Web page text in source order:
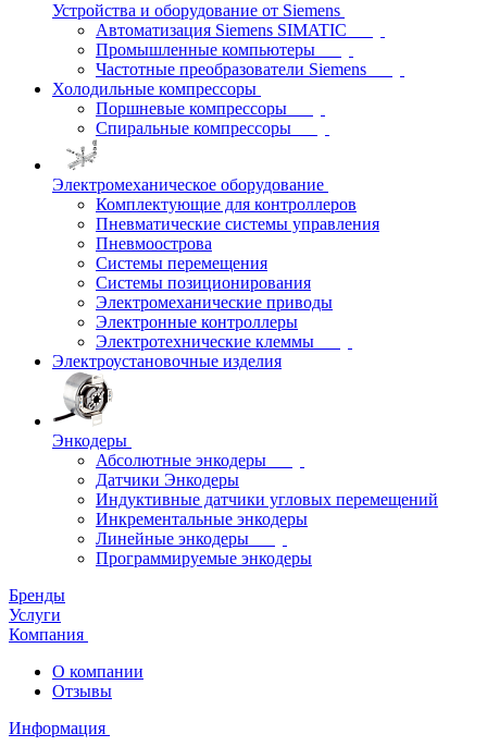
Устройства и оборудование от Siemens
Автоматизация Siemens SIMATIC
Промышленные компьютеры
Частотные преобразователи Siemens
Холодильные компрессоры
Поршневые компрессоры
Спиральные компрессоры
Электромеханическое оборудование
Комплектующие для контроллеров
Пневматические системы управления
Пневмоострова
Системы перемещения
Системы позиционирования
Электромеханические приводы
Электронные контроллеры
Электротехнические клеммы
Электроустановочные изделия
Энкодеры
Абсолютные энкодеры
Датчики Энкодеры
Индуктивные датчики угловых перемещений
Инкрементальные энкодеры
Линейные энкодеры
Программируемые энкодеры
Бренды
Услуги
Компания
О компании
Отзывы
Информация